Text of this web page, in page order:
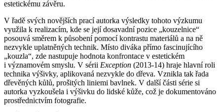
estetickému závěru.
V řadě svých novějších prací autorka výsledky tohoto výzkumu
využila k realizacím, kde se její dosavadní pozice „kouzelnice“
posouvá směrem k působení pomocí kontrastu materiálů a na ně
nezvykle uplatněných technik. Místo diváka přímo fascinujícího
„kouzla“, zde nastupuje hodnota konfrontace v estetickém
i významovém smyslu. V sérii Exception (2013-14) hraje hlavní roli
technika výšivky, aplikovaná nezvykle do dřeva. Vznikla tak řada
dřevěných kůlů, prošitých liniemi bavlnek. V další části série si
autorka vyzkoušela i výšivku do lidské kůže, což je dokumentováno
prostřednictvím fotografie.